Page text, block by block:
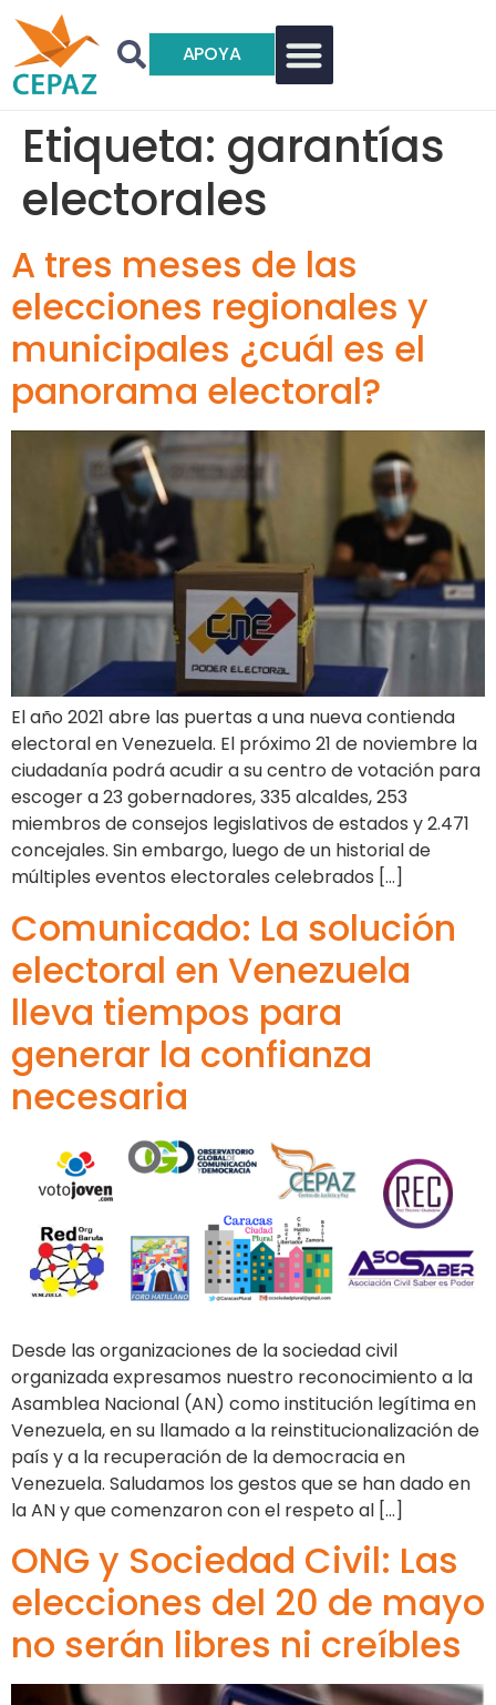
APOYA
Etiqueta: garantías
electorales
A tres meses de las
elecciones regionales y
municipales ¿cuál es el
panorama electoral?
El año 2021 abre las puertas a una nueva contienda
electoral en Venezuela. El próximo 21 de noviembre la
ciudadanía podrá acudir a su centro de votación para
escoger a 23 gobernadores, 335 alcaldes, 253
miembros de consejos legislativos de estados y 2.471
concejales. Sin embargo, luego de un historial de
múltiples eventos electorales celebrados […]
Comunicado: La solución
electoral en Venezuela
lleva tiempos para
generar la confianza
necesaria
Desde las organizaciones de la sociedad civil
organizada expresamos nuestro reconocimiento a la
Asamblea Nacional (AN) como institución legítima en
Venezuela, en su llamado a la reinstitucionalización de
país y a la recuperación de la democracia en
Venezuela. Saludamos los gestos que se han dado en
la AN y que comenzaron con el respeto al […]
ONG y Sociedad Civil: Las
elecciones del 20 de mayo
no serán libres ni creíbles